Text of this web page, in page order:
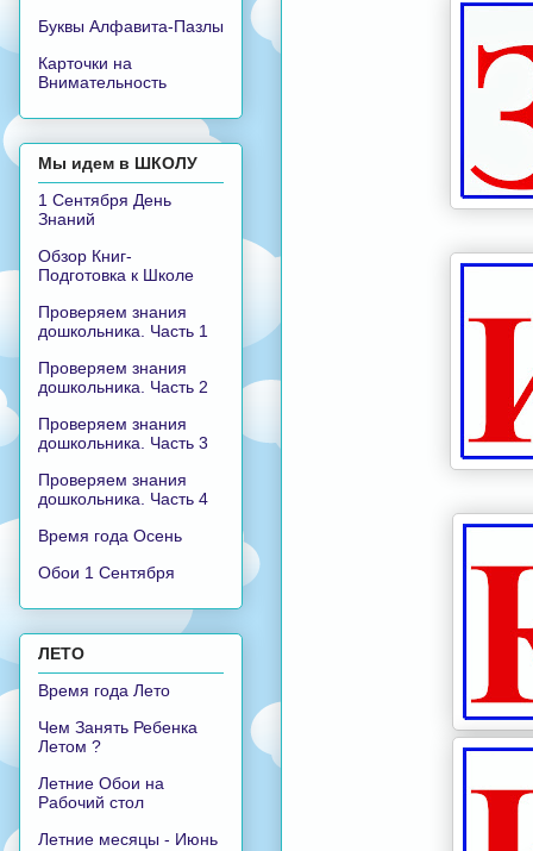
Буквы Алфавита-Пазлы
Карточки на
Внимательность
Мы идем в ШКОЛУ
1 Сентября День
Знаний
Обзор Книг-
Подготовка к Школе
Проверяем знания
дошкольника. Часть 1
Проверяем знания
дошкольника. Часть 2
Проверяем знания
дошкольника. Часть 3
Проверяем знания
дошкольника. Часть 4
Время года Осень
Обои 1 Сентября
ЛЕТО
Время года Лето
Чем Занять Ребенка
Летом ?
Летние Обои на
Рабочий стол
Летние месяцы - Июнь